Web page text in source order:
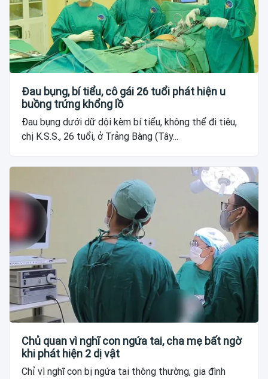
Đau bụng, bí tiểu, cô gái 26 tuổi phát hiện u
buồng trứng khổng lồ
Đau bụng dưới dữ dội kèm bí tiểu, không thể đi tiêu,
chị K.S.S., 26 tuổi, ở Trảng Bàng (Tây...
Chủ quan vì nghĩ con ngứa tai, cha mẹ bất ngờ
khi phát hiện 2 dị vật
Chỉ vì nghĩ con bị ngứa tai thông thường, gia đình